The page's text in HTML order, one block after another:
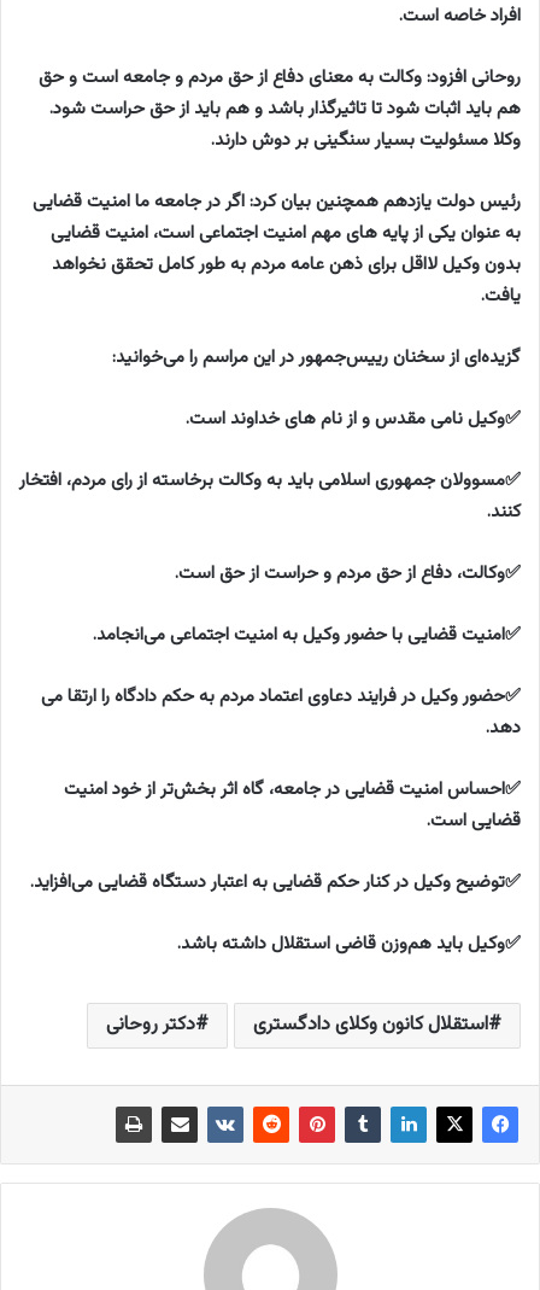
افراد خاصه است.
روحانی افزود: وکالت به معنای دفاع از حق مردم و جامعه است و حق
هم باید اثبات شود تا تاثیرگذار باشد و هم باید از حق حراست شود.
وکلا مسئولیت بسیار سنگینی بر دوش دارند.
رئیس دولت یازدهم همچنین بیان کرد: اگر در جامعه ما امنیت قضایی
به عنوان یکی از پایه های مهم امنیت اجتماعی است، امنیت قضایی
بدون وکیل لااقل برای ذهن عامه مردم به طور کامل تحقق نخواهد
یافت.
گزیده‌ای از سخنان رییس‌جمهور در این مراسم را می‌خوانید:
✅وکیل نامی مقدس و از نام های خداوند است.
✅مسوولان جمهوری اسلامی باید به وکالت برخاسته از رای مردم، افتخار
کنند.
✅وکالت، دفاع از حق مردم و حراست از حق است.
✅امنیت قضایی با حضور وکیل به امنیت اجتماعی می‌انجامد.
✅حضور وکیل در فرایند دعاوی اعتماد مردم به حکم دادگاه را ارتقا می
دهد.
✅احساس امنیت قضایی در جامعه، گاه اثر بخش‌تر از خود امنیت
قضایی است.
✅توضیح وکیل در کنار حکم قضایی به اعتبار دستگاه قضایی می‌افزاید.
✅وکیل باید هم‌وزن قاضی استقلال داشته باشد.
استقلال کانون وکلای دادگستری دکتر روحانی